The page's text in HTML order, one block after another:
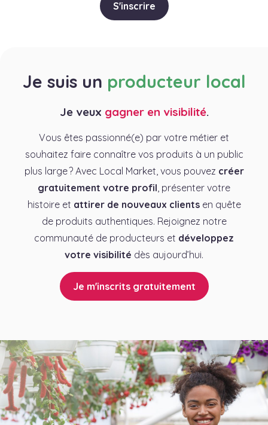
S'inscrire
Je suis un producteur local
Je veux gagner en visibilité.
Vous êtes passionné(e) par votre métier et
souhaitez faire connaître vos produits à un public
plus large ? Avec Local Market, vous pouvez créer
gratuitement votre profil , présenter votre
histoire et attirer de nouveaux clientsen quête
de produits authentiques. Rejoignez notre
communauté de producteurs et développez
votre visibilité dès aujourd’hui.
Je m'inscrits gratuitement